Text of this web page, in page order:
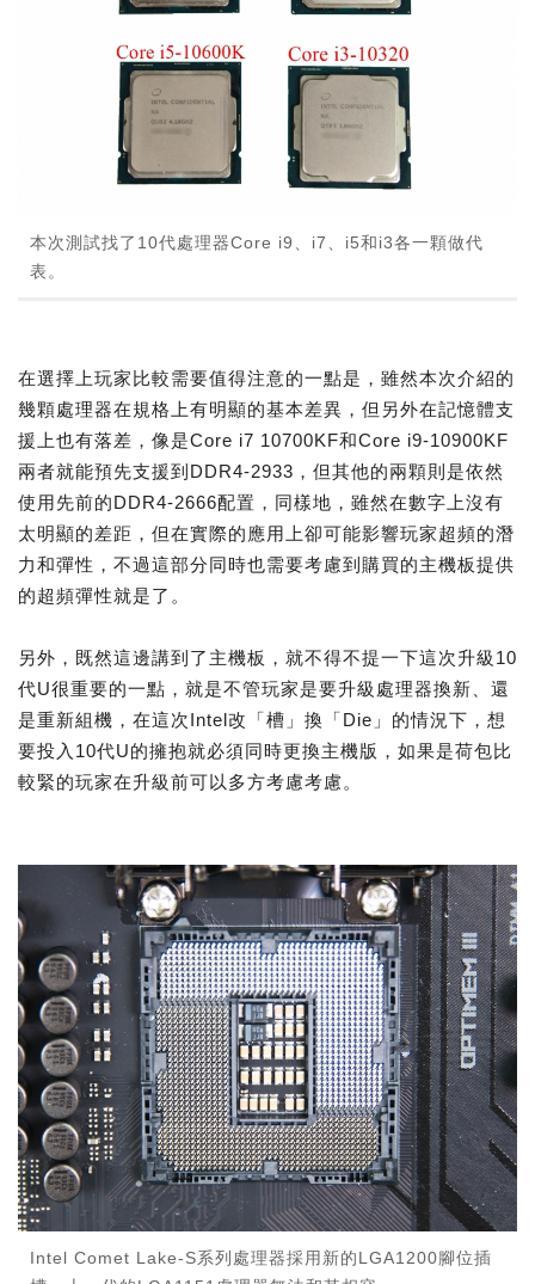
本次測試找了10代處理器Core i9、i7、i5和i3各一顆做代
表。
在選擇上玩家比較需要值得注意的一點是，雖然本次介紹的
幾顆處理器在規格上有明顯的基本差異，但另外在記憶體支
援上也有落差，像是Core i7 10700KF和Core i9-10900KF
兩者就能預先支援到DDR4-2933，但其他的兩顆則是依然
使用先前的DDR4-2666配置，同樣地，雖然在數字上沒有
太明顯的差距，但在實際的應用上卻可能影響玩家超頻的潛
力和彈性，不過這部分同時也需要考慮到購買的主機板提供
的超頻彈性就是了。
另外，既然這邊講到了主機板，就不得不提一下這次升級10
代U很重要的一點，就是不管玩家是要升級處理器換新、還
是重新組機，在這次Intel改「槽」換「Die」的情況下，想
要投入10代U的擁抱就必須同時更換主機版，如果是荷包比
較緊的玩家在升級前可以多方考慮考慮。
Intel Comet Lake-S系列處理器採用新的LGA1200腳位插